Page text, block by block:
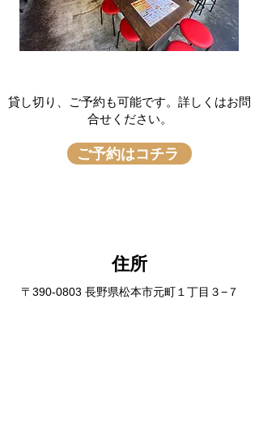
貸し切り、ご予約も可能です。詳しくはお問
合せください。
ご予約はコチラ
​住所
〒390-0803 長野県松本市元町１丁目３−７